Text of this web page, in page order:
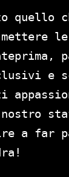
quello
le
e
a far